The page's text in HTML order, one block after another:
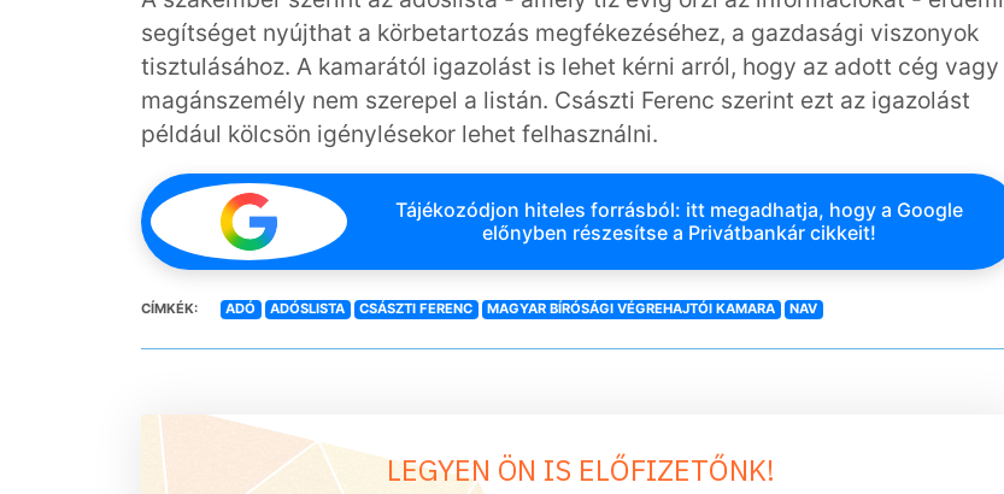
segítséget nyújthat a körbetartozás megfékezéséhez, a gazdasági viszonyok
tisztulásához. A kamarától igazolást is lehet kérni arról, hogy az adott cég vagy
magánszemély nem szerepel a listán. Császti Ferenc szerint ezt az igazolást
például kölcsön igénylésekor lehet felhasználni.
Tájékozódjon hiteles forrásból: itt megadhatja, hogy a Google
előnyben részesítse a Privátbankár cikkeit!
CÍMKÉK: ADÓ ADÓSLISTA CSÁSZTI FERENC MAGYAR BÍRÓSÁGI VÉGREHAJTÓI KAMARA NAV
LEGYEN ÖN IS ELŐFIZETŐNK!